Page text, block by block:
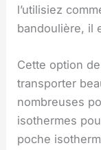
l’utilisiez
bandoulière, il
Cette option
transporter
nombreuses
isothermes
poche